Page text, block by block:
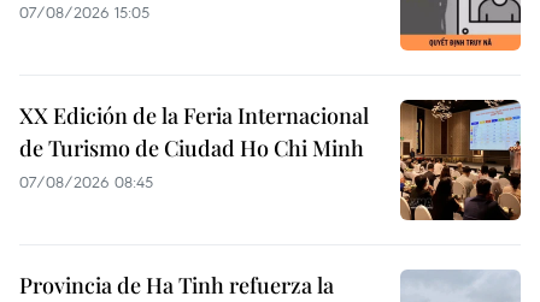
07/08/2026 15:05
XX Edición de la Feria Internacional
de Turismo de Ciudad Ho Chi Minh
07/08/2026 08:45
Provincia de Ha Tinh refuerza la